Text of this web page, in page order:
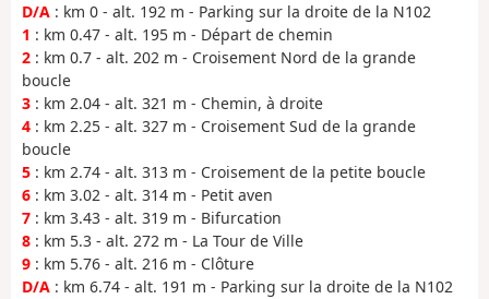
D/A : km 0 - alt. 192 m - Parking sur la droite de la N102
1 : km 0.47 - alt. 195 m - Départ de chemin
2 : km 0.7 - alt. 202 m - Croisement Nord de la grande
boucle
3 : km 2.04 - alt. 321 m - Chemin, à droite
4 : km 2.25 - alt. 327 m - Croisement Sud de la grande
boucle
5 : km 2.74 - alt. 313 m - Croisement de la petite boucle
6 : km 3.02 - alt. 314 m - Petit aven
7 : km 3.43 - alt. 319 m - Bifurcation
8 : km 5.3 - alt. 272 m - La Tour de Ville
9 : km 5.76 - alt. 216 m - Clôture
D/A : km 6.74 - alt. 191 m - Parking sur la droite de la N102